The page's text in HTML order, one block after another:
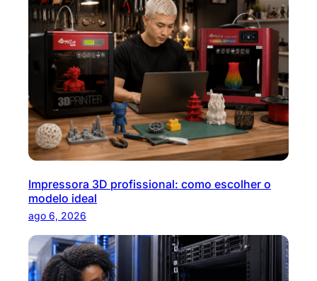
Impressora 3D profissional: como escolher o
modelo ideal
ago 6, 2026